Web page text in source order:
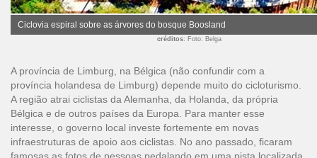
Ciclovia espiral sobre as árvores do bosque Boosland
créditos: Foto: Belga
A província de Limburg, na Bélgica (não confundir com a
província holandesa de Limburg) depende muito do cicloturismo.
A região atrai ciclistas da Alemanha, da Holanda, da própria
Bélgica e de outros países da Europa. Para manter esse
interesse, o governo local investe fortemente em novas
infraestruturas de apoio aos ciclistas. No ano passado, ficaram